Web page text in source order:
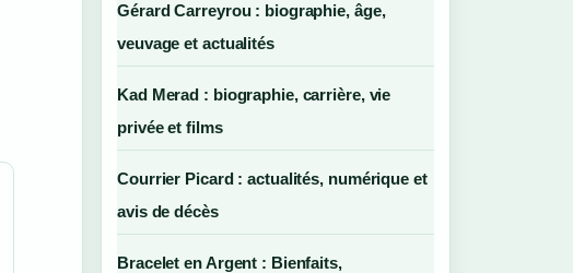
Gérard Carreyrou : biographie, âge,
veuvage et actualités
Kad Merad : biographie, carrière, vie
privée et films
Courrier Picard : actualités, numérique et
avis de décès
Bracelet en Argent : Bienfaits,